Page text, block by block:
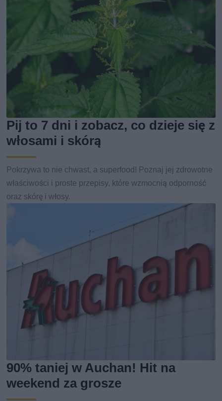
Pij to 7 dni i zobacz, co dzieje się z
włosami i skórą
Pokrzywa to nie chwast, a superfood! Poznaj jej zdrowotne
właściwości i proste przepisy, które wzmocnią odporność
oraz skórę i włosy.
90% taniej w Auchan! Hit na
weekend za grosze